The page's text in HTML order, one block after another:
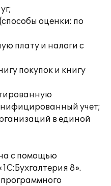
оценки: по
плату и налоги с
покупок и книгу
учет;
в единой
с помощью
8».